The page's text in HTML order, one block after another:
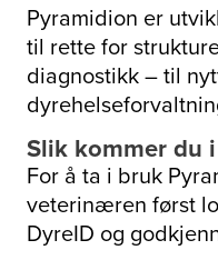
Pyramidion er
til rette for
diagnostikk – til
Slik kommer du
For å ta i bruk
veterinæren først
DyreID og